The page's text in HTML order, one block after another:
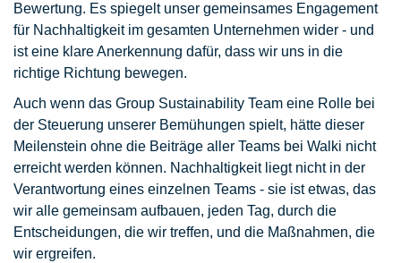
Bewertung. Es spiegelt unser gemeinsames Engagement
für Nachhaltigkeit im gesamten Unternehmen wider - und
ist eine klare Anerkennung dafür, dass wir uns in die
richtige Richtung bewegen.
Auch wenn das Group Sustainability Team eine Rolle bei
der Steuerung unserer Bemühungen spielt, hätte dieser
Meilenstein ohne die Beiträge aller Teams bei Walki nicht
erreicht werden können. Nachhaltigkeit liegt nicht in der
Verantwortung eines einzelnen Teams - sie ist etwas, das
wir alle gemeinsam aufbauen, jeden Tag, durch die
Entscheidungen, die wir treffen, und die Maßnahmen, die
wir ergreifen.